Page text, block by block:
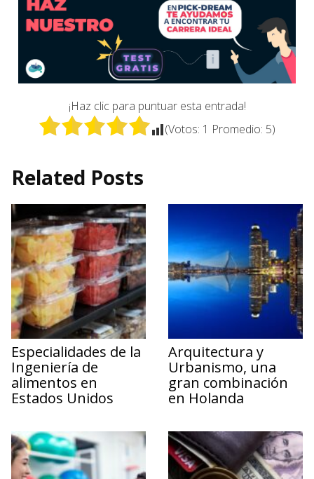
¡Haz clic para puntuar esta entrada!
(Votos: 1 Promedio: 5)
Related Posts
Especialidades de la
Ingeniería de
alimentos en
Estados Unidos
Arquitectura y
Urbanismo, una
gran combinación
en Holanda